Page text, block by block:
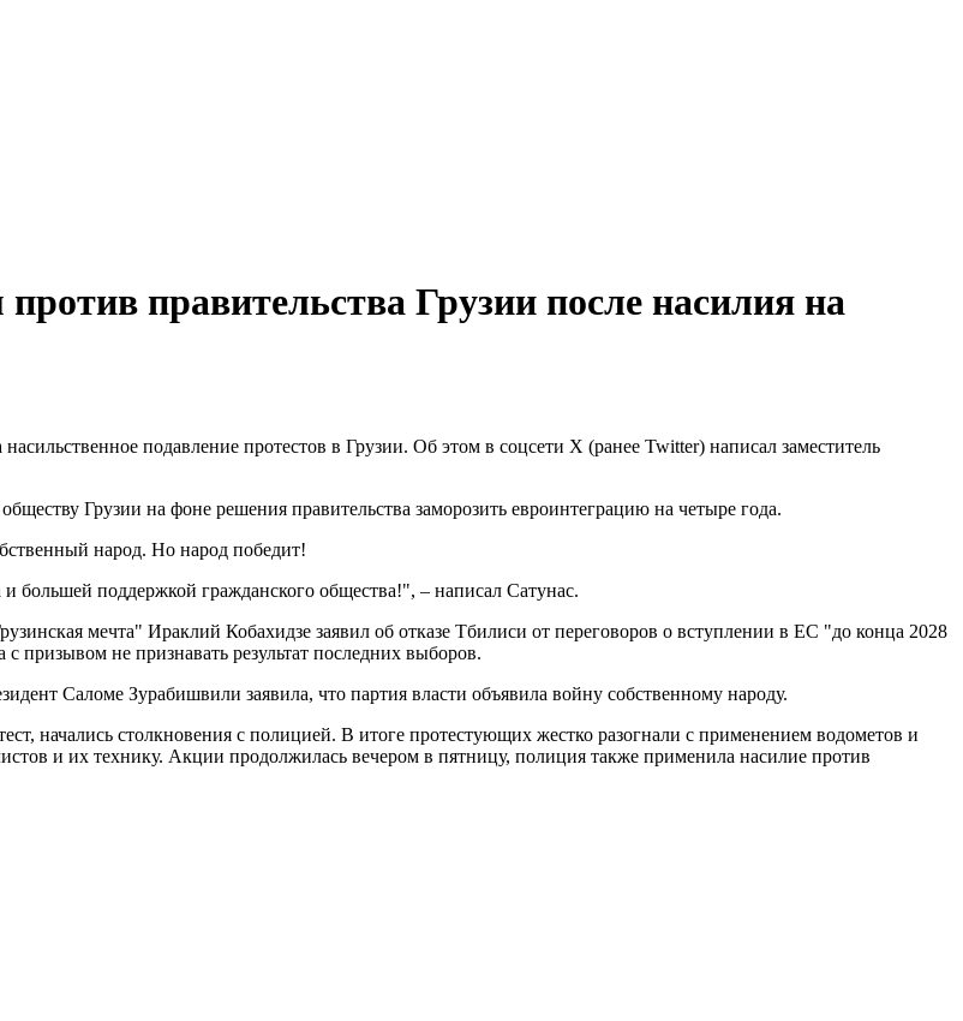
правительства Грузии после насилия на
подавление протестов в Грузии. Об этом в соцсети X (ранее Twitter) написал заместитель
Грузии на фоне решения правительства заморозить евроинтеграцию на четыре года.
народ. Но народ победит!
большей поддержкой гражданского общества!", – написал Сатунас.
мечта" Ираклий Кобахидзе заявил об отказе Тбилиси от переговоров о вступлении в ЕС "до конца 2028
призывом не признавать результат последних выборов.
Саломе Зурабишвили заявила, что партия власти объявила войну собственному народу.
начались столкновения с полицией. В итоге протестующих жестко разогнали с применением водометов и
и их технику. Акции продолжилась вечером в пятницу, полиция также применила насилие против